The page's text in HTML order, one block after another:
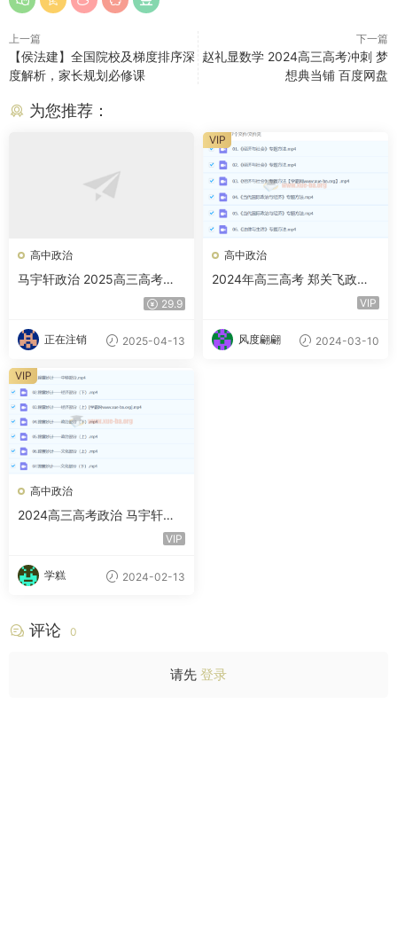
上一篇
【侯法建】全国院校及梯度排序深
度解析，家长规划必修课
下一篇
赵礼显数学 2024高三高考冲刺 梦
想典当铺 百度网盘
为您推荐：
高中政治
马宇轩政治 2025高三高考政
治全年一轮二轮暑假班秋季班
寒假班春季班 百度网盘
29.9
正在注销 2025-04-13
高中政治
2024年高三高考 郑关飞政治
二轮冲刺 春季班 百度云网盘VIP
风度翩翩 2024-03-10
VIP
高中政治
2024高三高考政治 马宇轩政
VIP
学糕 2024-02-13
VIP
评论 0
请先 登录